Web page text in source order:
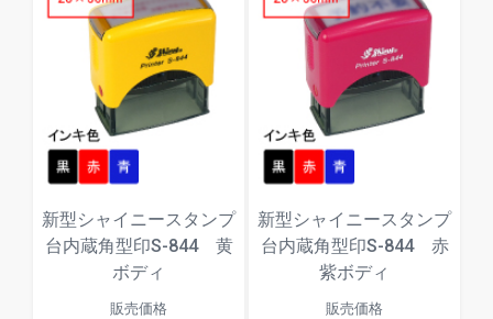
新型シャイニースタンプ
台内蔵角型印S-844 黄
ボディ
販売価格
新型シャイニースタンプ
台内蔵角型印S-844 赤
紫ボディ
販売価格